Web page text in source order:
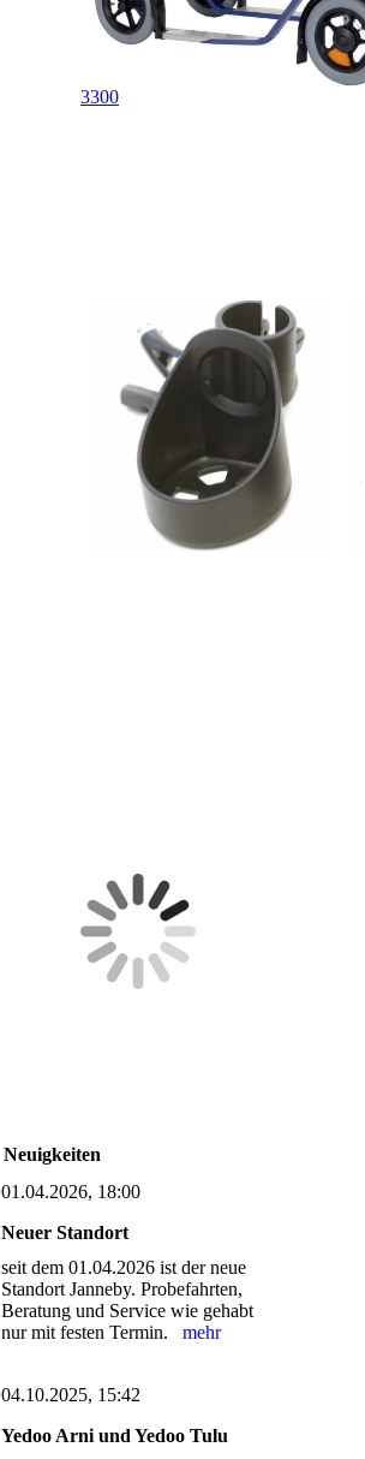
3300
Neuigkeiten
01.04.2026, 18:00
Neuer Standort
seit dem 01.04.2026 ist der neue
Standort Janneby. Probefahrten,
Beratung und Service wie gehabt
nur mit festen Termin. mehr
04.10.2025, 15:42
Yedoo Arni und Yedoo Tulu